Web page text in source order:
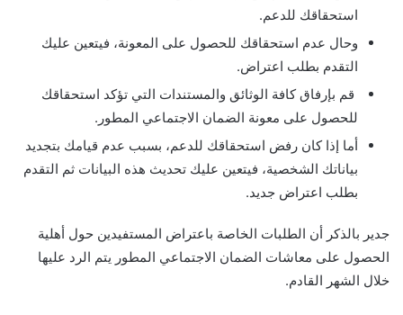
استحقاقك للدعم.
وحال عدم استحقاقك للحصول على المعونة، فيتعين عليك
التقدم بطلب اعتراض.
قم بإرفاق كافة الوثائق والمستندات التي تؤكد استحقاقك
للحصول على معونة الضمان الاجتماعي المطور.
أما إذا كان رفض استحقاقك للدعم، بسبب عدم قيامك بتجديد
بياناتك الشخصية، فيتعين عليك تحديث هذه البيانات ثم التقدم
بطلب اعتراض جديد.
جدير بالذكر أن الطلبات الخاصة باعتراض المستفيدين حول أهلية
الحصول على معاشات الضمان الاجتماعي المطور يتم الرد عليها
خلال الشهر القادم.